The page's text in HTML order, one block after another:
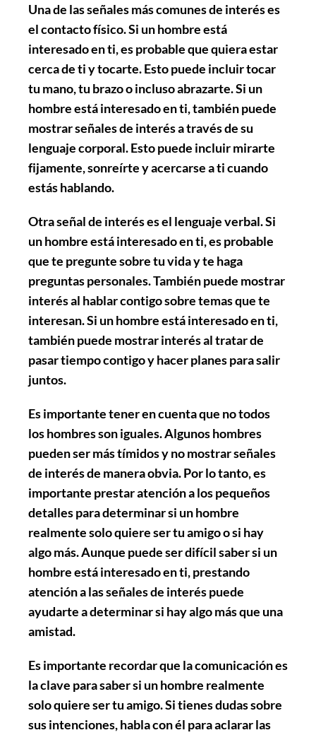
Una de las señales más comunes de interés es
el contacto físico. Si un hombre está
interesado en ti, es probable que quiera estar
cerca de ti y tocarte. Esto puede incluir tocar
tu mano, tu brazo o incluso abrazarte. Si un
hombre está interesado en ti, también puede
mostrar señales de interés a través de su
lenguaje corporal. Esto puede incluir mirarte
fijamente, sonreírte y acercarse a ti cuando
estás hablando.
Otra señal de interés es el lenguaje verbal. Si
un hombre está interesado en ti, es probable
que te pregunte sobre tu vida y te haga
preguntas personales. También puede mostrar
interés al hablar contigo sobre temas que te
interesan. Si un hombre está interesado en ti,
también puede mostrar interés al tratar de
pasar tiempo contigo y hacer planes para salir
juntos.
Es importante tener en cuenta que no todos
los hombres son iguales. Algunos hombres
pueden ser más tímidos y no mostrar señales
de interés de manera obvia. Por lo tanto, es
importante prestar atención a los pequeños
detalles para determinar si un hombre
realmente solo quiere ser tu amigo o si hay
algo más. Aunque puede ser difícil saber si un
hombre está interesado en ti, prestando
atención a las señales de interés puede
ayudarte a determinar si hay algo más que una
amistad.
Es importante recordar que la comunicación es
la clave para saber si un hombre realmente
solo quiere ser tu amigo. Si tienes dudas sobre
sus intenciones, habla con él para aclarar las